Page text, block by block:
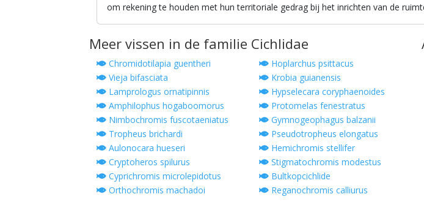
om rekening te houden met hun territoriale gedrag bij het inrichten van de
Meer vissen in de familie Cichlidae
Chromidotilapia guentheri
Hoplarchus psittacus
Vieja bifasciata
Krobia guianensis
Lamprologus ornatipinnis
Hypselecara coryphaenoides
Amphilophus hogaboomorus
Protomelas fenestratus
Nimbochromis fuscotaeniatus
Gymnogeophagus balzanii
Tropheus brichardi
Pseudotropheus elongatus
Aulonocara hueseri
Hemichromis stellifer
Cryptoheros spilurus
Stigmatochromis modestus
Cyprichromis microlepidotus
Bultkopcichlide
Orthochromis machadoi
Reganochromis calliurus